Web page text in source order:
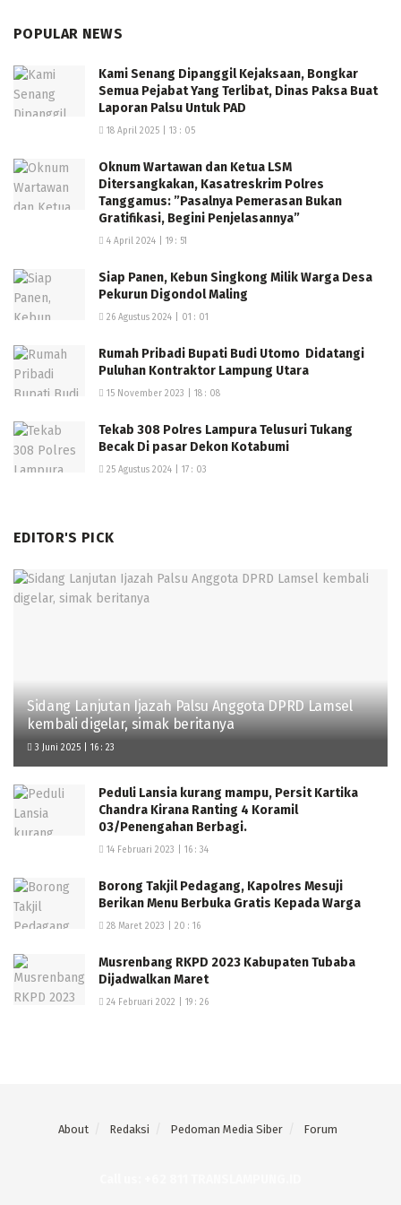
tersebut dari mereka,” imbuhnya. (D/R)
POPULAR NEWS
Kami Senang Dipanggil Kejaksaan, Bongkar
Semua Pejabat Yang Terlibat, Dinas Paksa Buat
Laporan Palsu Untuk PAD
18 April 2025 | 13 : 05
Oknum Wartawan dan Ketua LSM
Ditersangkakan, Kasatreskrim Polres
Tanggamus: ”Pasalnya Pemerasan Bukan
Gratifikasi, Begini Penjelasannya”
4 April 2024 | 19 : 51
Siap Panen, Kebun Singkong Milik Warga Desa
Pekurun Digondol Maling
26 Agustus 2024 | 01 : 01
Rumah Pribadi Bupati Budi Utomo Didatangi
Puluhan Kontraktor Lampung Utara
15 November 2023 | 18 : 08
Tekab 308 Polres Lampura Telusuri Tukang
Becak Di pasar Dekon Kotabumi
25 Agustus 2024 | 17 : 03
EDITOR'S PICK
Sidang Lanjutan Ijazah Palsu Anggota DPRD Lamsel
kembali digelar, simak beritanya
3 Juni 2025 | 16 : 23
Peduli Lansia kurang mampu, Persit Kartika
Chandra Kirana Ranting 4 Koramil
03/Penengahan Berbagi.
14 Februari 2023 | 16 : 34
Borong Takjil Pedagang, Kapolres Mesuji
Berikan Menu Berbuka Gratis Kepada Warga
28 Maret 2023 | 20 : 16
Musrenbang RKPD 2023 Kabupaten Tubaba
Dijadwalkan Maret
24 Februari 2022 | 19 : 26
About Redaksi Pedoman Media Siber Forum